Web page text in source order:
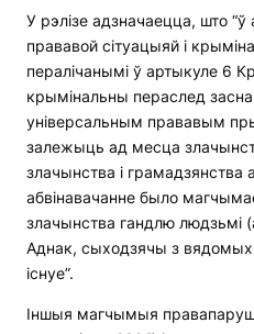
У рэлізе адзначаецца, што
прававой сітуацыяй і
пералічанымі ў артыкуле 6
крымінальны пераслед
універсальным прававым
залежыць ад месца
злачынства і
абвінавачанне было
злачынства гандлю людзьмі
Аднак, сыходзячы з вядомых
існуе”.
Іншыя магчымыя